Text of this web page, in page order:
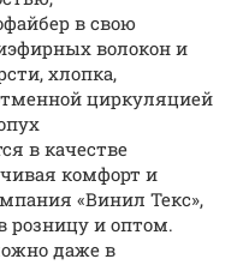
в свою
волокон и
хлопка,
циркуляцией
в качестве
комфорт и
«Винил Текс»,
розницу и оптом.
даже в